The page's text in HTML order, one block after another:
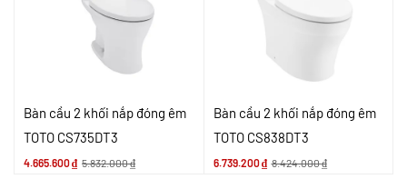
Bàn cầu 2 khối nắp đóng êm
TOTO CS735DT3
4.665.600₫ 5.832.000₫
Bàn cầu 2 khối nắp đóng êm
TOTO CS838DT3
6.739.200₫ 8.424.000₫